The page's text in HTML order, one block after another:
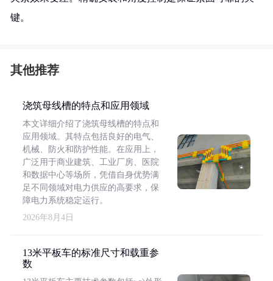
键。
其他推荐
浇筑母线槽的特点和应用领域
本文详细介绍了浇筑母线槽的特点和
应用领域。其特点包括良好的电气、
机械、防火和防护性能。在应用上，
广泛用于商业建筑、工业厂房、医院
和数据中心等场所，凭借自身优势满
足不同领域对电力供应的高要求，保
障电力系统稳定运行。
2026年8月4日
13米平板车的标准尺寸和载重参
数